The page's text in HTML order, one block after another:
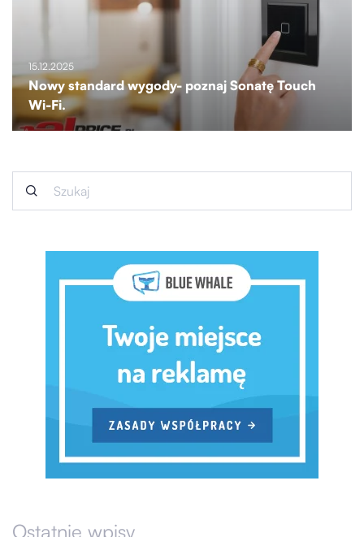
15.12.2025
Nowy standard wygody- poznaj Sonatę Touch
Wi-Fi.
Ostatnie wpisy